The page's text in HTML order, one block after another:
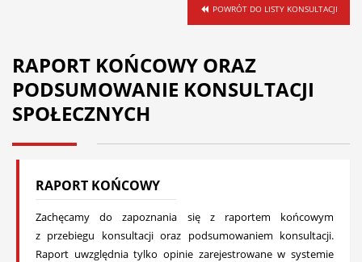
POWRÓT DO LISTY KONSULTACJI
RAPORT KOŃCOWY ORAZ
PODSUMOWANIE KONSULTACJI
SPOŁECZNYCH
RAPORT KOŃCOWY
Zachęcamy do zapoznania się z raportem końcowym
z przebiegu konsultacji oraz podsumowaniem konsultacji.
Raport uwzględnia tylko opinie zarejestrowane w systemie